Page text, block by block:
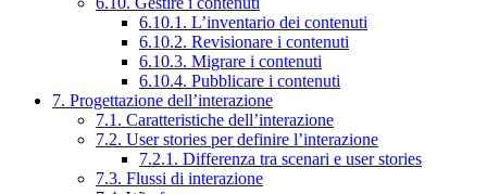
6.10.1. L’inventario dei contenuti
6.10.2. Revisionare i contenuti
6.10.3. Migrare i contenuti
6.10.4. Pubblicare i contenuti
7. Progettazione dell’interazione
7.1. Caratteristiche dell’interazione
7.2. User stories per definire l’interazione
7.2.1. Differenza tra scenari e user stories
7.3. Flussi di interazione